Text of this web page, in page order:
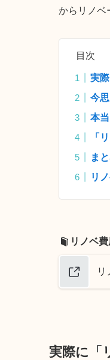
からリノベ
目次
実
今
本
「
ま
リ
リノベ
リ
実際に